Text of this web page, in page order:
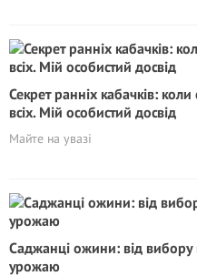
Секрет ранніх кабачків:
всіх. Мій особистий досвід
Майте на увазі
Саджанці ожини: від вибору
урожаю